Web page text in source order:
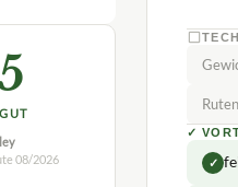
08/2026
✓
✓